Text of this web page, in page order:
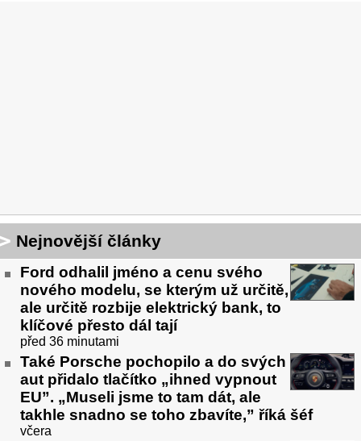
Nejnovější články
Ford odhalil jméno a cenu svého
nového modelu, se kterým už určitě,
ale určitě rozbije elektrický bank, to
klíčové přesto dál tají
před 36 minutami
Také Porsche pochopilo a do svých
aut přidalo tlačítko „ihned vypnout
EU”. „Museli jsme to tam dát, ale
takhle snadno se toho zbavíte,” říká šéf
včera